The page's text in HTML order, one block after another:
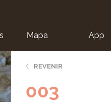
Mapa App
REVENIR
003